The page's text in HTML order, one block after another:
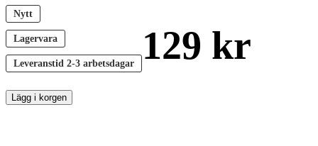
Nytt
Lagervara
Leveranstid 2-3 arbetsdagar 129 kr
Lägg i korgen